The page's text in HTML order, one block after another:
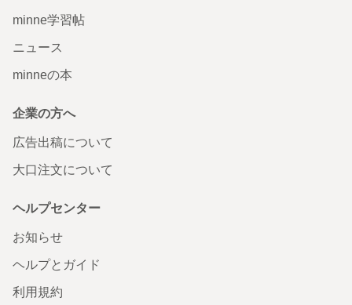
minne学習帖
ニュース
minneの本
企業の方へ
広告出稿について
大口注文について
ヘルプセンター
お知らせ
ヘルプとガイド
利用規約